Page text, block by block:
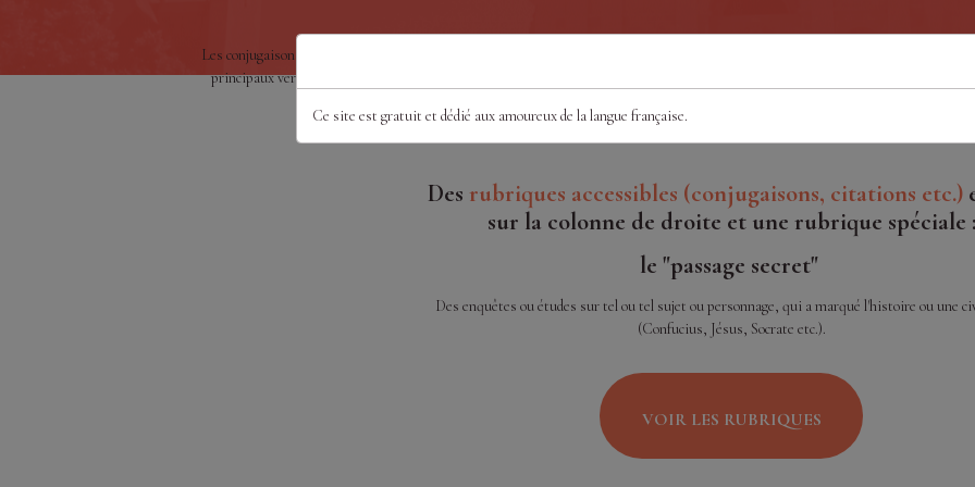
Les conjugaisons des
principaux verbes
Des rubriques accessibles (conjugaisons, citations etc.)
sur la colonne de droite et une rubrique spéciale :
le "passage secret"
Des enquêtes ou études sur tel ou tel sujet ou personnage, qui a marqué l'histoire ou une
(Confucius, Jésus, Socrate etc.).
VOIR LES RUBRIQUES
Ce site est gratuit et dédié aux amoureux de la langue française.